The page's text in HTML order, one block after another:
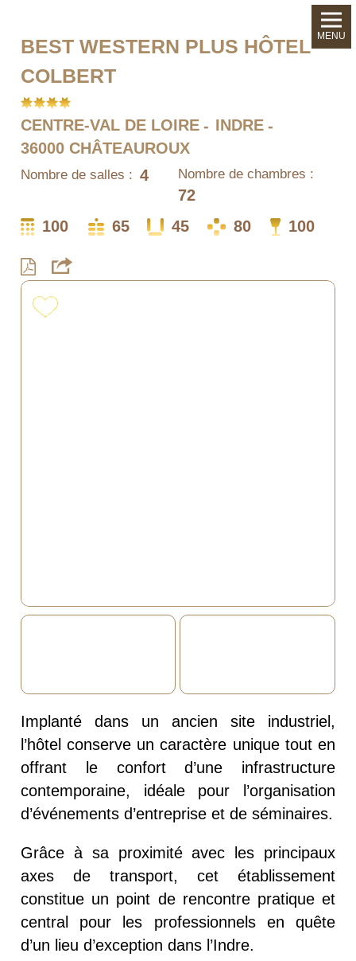
BEST WESTERN PLUS HÔTEL
COLBERT
CENTRE-VAL DE LOIRE
INDRE
36000 CHÂTEAUROUX
Nombre de salles : 4 Nombre de chambres :
72
100
65 45 80 100
Implanté dans un ancien site industriel,
l’hôtel conserve un caractère unique tout en
offrant le confort d’une infrastructure
contemporaine, idéale pour l’organisation
d’événements d’entreprise et de séminaires.
Grâce à sa proximité avec les principaux
axes de transport, cet établissement
constitue un point de rencontre pratique et
central pour les professionnels en quête
d’un lieu d’exception dans l’Indre.
MENU